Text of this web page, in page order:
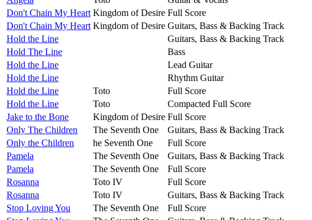
Don't Chain My Heart Kingdom of Desire Full Score
Don't Chain My Heart Kingdom of Desire Guitars, Bass & Backing Track
Hold the Line
Guitars, Bass & Backing Track
Hold The Line
Bass
Hold the Line
Lead Guitar
Hold the Line
Rhythm Guitar
Hold the Line
Toto
Full Score
Hold the Line
Toto
Compacted Full Score
Jake to the Bone
Kingdom of Desire Full Score
Only The Children
The Seventh One
Guitars, Bass & Backing Track
Only the Children
he Seventh One
Full Score
Pamela
The Seventh One
Guitars, Bass & Backing Track
Pamela
The Seventh One
Full Score
Rosanna
Toto IV
Full Score
Rosanna
Toto IV
Guitars, Bass & Backing Track
Stop Loving You
The Seventh One
Full Score